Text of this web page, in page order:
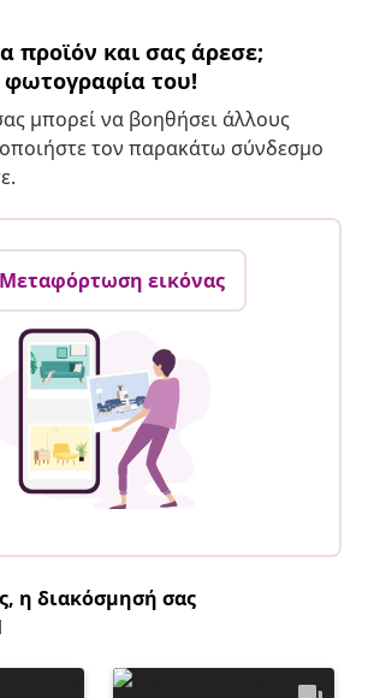
προϊόν και σας άρεσε;
φωτογραφία του!
μπορεί να βοηθήσει άλλους
τον παρακάτω σύνδεσμο
Μεταφόρτωση εικόνας
η διακόσμησή σας